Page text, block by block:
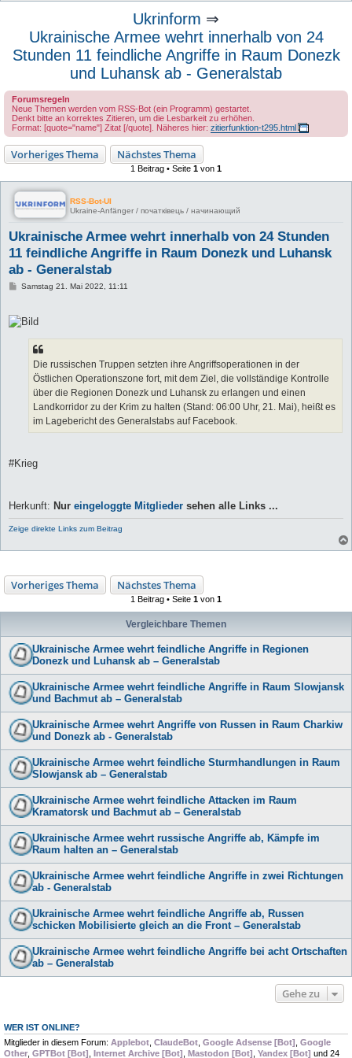
Ukrinform ⇒
Ukrainische Armee wehrt innerhalb von 24
Stunden 11 feindliche Angriffe in Raum Donezk
und Luhansk ab - Generalstab
Forumsregeln
Neue Themen werden vom RSS-Bot (ein Programm) gestartet.
Denkt bitte an korrektes Zitieren, um die Lesbarkeit zu erhöhen.
Format: [quote="name"] Zitat [/quote]. Näheres hier: zitierfunktion-t295.html
Vorheriges Thema Nächstes Thema
1 Beitrag • Seite 1 von 1
RSS-Bot-UI
Ukraine-Anfänger / початківець / начинающий
Ukrainische Armee wehrt innerhalb von 24 Stunden
11 feindliche Angriffe in Raum Donezk und Luhansk
ab - Generalstab
B
t
r
Samstag 21. Mai 2022, 11:11
Die russischen Truppen setzten ihre Angriffsoperationen in der
Östlichen Operationszone fort, mit dem Ziel, die vollständige Kontrolle
über die Regionen Donezk und Luhansk zu erlangen und einen
Landkorridor zu der Krim zu halten (Stand: 06:00 Uhr, 21. Mai), heißt es
im Lagebericht des Generalstabs auf Facebook.
#Krieg
Herkunft: Nur eingeloggte Mitglieder sehen alle Links ...
Zeige direkte Links zum Beitrag
Vorheriges Thema Nächstes Thema
1 Beitrag • Seite 1 von 1
Vergleichbare Themen
Ukrainische Armee wehrt feindliche Angriffe in Regionen
Donezk und Luhansk ab – Generalstab
Ukrainische Armee wehrt feindliche Angriffe in Raum Slowjansk
und Bachmut ab – Generalstab
Ukrainische Armee wehrt Angriffe von Russen in Raum Charkiw
und Donezk ab - Generalstab
Ukrainische Armee wehrt feindliche Sturmhandlungen in Raum
Slowjansk ab – Generalstab
Ukrainische Armee wehrt feindliche Attacken im Raum
Kramatorsk und Bachmut ab – Generalstab
Ukrainische Armee wehrt russische Angriffe ab, Kämpfe im
Raum halten an – Generalstab
Ukrainische Armee wehrt feindliche Angriffe in zwei Richtungen
ab - Generalstab
Ukrainische Armee wehrt feindliche Angriffe ab, Russen
schicken Mobilisierte gleich an die Front – Generalstab
Ukrainische Armee wehrt feindliche Angriffe bei acht Ortschaften
ab – Generalstab
Gehe zu
WER IST ONLINE?
Mitglieder in diesem Forum: Applebot ClaudeBot Google Adsense [Bot]
Google
Other GPTBot [Bot] Internet Archive [Bot] Mastodon [Bot] Yandex [Bot] und 24